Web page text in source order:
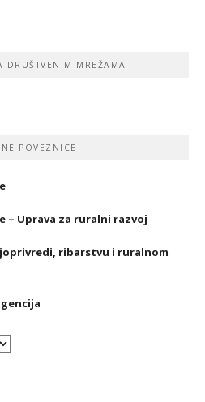
DRUŠTVENIM MREŽAMA
POVEZNICE
Uprava za ruralni razvoj
ribarstvu i ruralnom